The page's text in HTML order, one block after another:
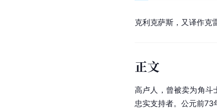
克利克萨斯，又译作克
正文
高卢人，曾被卖为角斗
忠实支持者。公元前